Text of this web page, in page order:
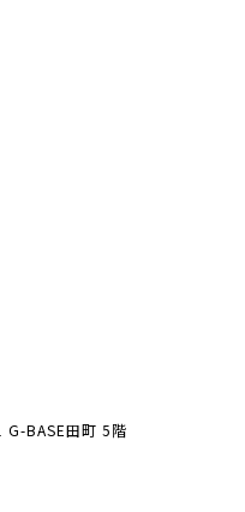
G-BASE田町 5階